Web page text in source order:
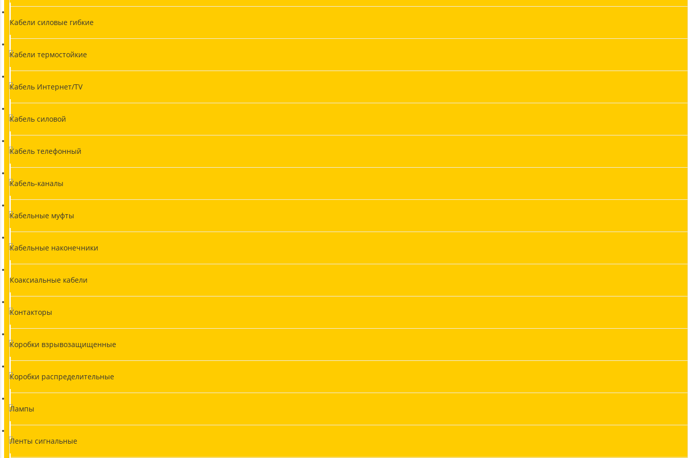
Кабели силовые гибкие
Кабели термостойкие
Кабель Интернет/TV
Кабель силовой
Кабель телефонный
Кабель-каналы
Кабельные муфты
Кабельные наконечники
Коаксиальные кабели
Контакторы
Коробки взрывозащищенные
Коробки распределительные
Лампы
Ленты сигнальные